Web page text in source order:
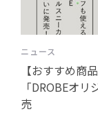
ニュース
【おすすめ商
「DROBEオ
売